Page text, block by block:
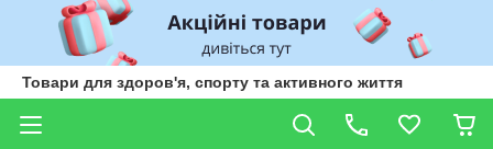
Товари для здоров'я, спорту та активного життя